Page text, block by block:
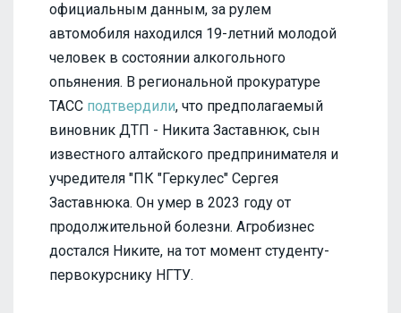
официальным данным, за рулем
автомобиля находился 19-летний молодой
человек в состоянии алкогольного
опьянения. В региональной прокуратуре
ТАСС подтвердили, что предполагаемый
виновник ДТП - Никита Заставнюк, сын
известного алтайского предпринимателя и
учредителя "ПК "Геркулес" Сергея
Заставнюка. Он умер в 2023 году от
продолжительной болезни. Агробизнес
достался Никите, на тот момент студенту-
первокурснику НГТУ.